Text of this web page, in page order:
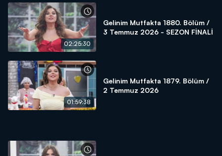
02:25:30
Gelinim Mutfakta 1880. Bölüm /
3 Temmuz 2026 - SEZON FİNALİ
01:59:38
Gelinim Mutfakta 1879. Bölüm /
2 Temmuz 2026